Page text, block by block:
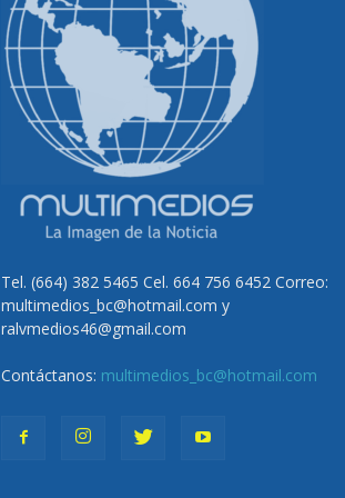
Tel. (664) 382 5465 Cel. 664 756 6452 Correo:
multimedios_bc@hotmail.com y
ralvmedios46@gmail.com
Contáctanos: multimedios_bc@hotmail.com